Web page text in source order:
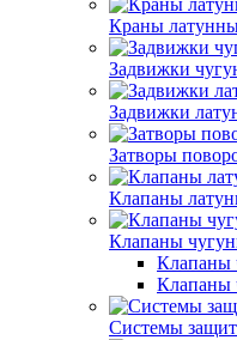
Краны
Задвижки
Задвижки
Затворы
Клапаны
Клапаны
Клапаны
Клапаны
Системы